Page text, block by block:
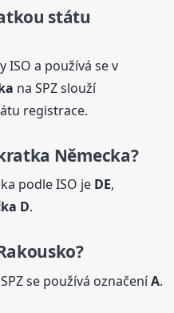
státu
ISO a používá se v
na SPZ slouží
registrace.
Německa?
podle ISO je DE,
D.
se používá označeníA.